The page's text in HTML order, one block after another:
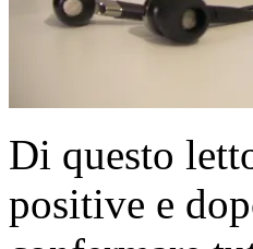
Di questo
positive e